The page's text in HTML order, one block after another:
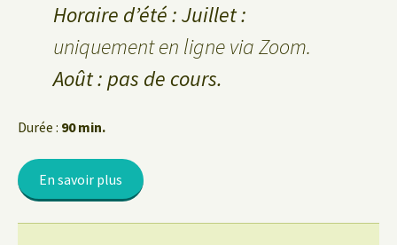
Horaire d’été : Juillet :
uniquement en ligne via Zoom.
Août : pas de cours.
Durée : 90 min.
En savoir plus